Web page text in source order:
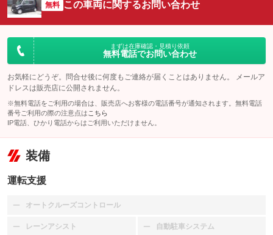
無料 この車両に関するお問い合わせ
まずは在庫確認・見積り依頼
無料電話でお問い合わせ
お気軽にどうぞ。問合せ後に何度もご連絡が届くことはありません。 メールア
ドレスは販売店に公開されません。
※無料電話をご利用の場合は、販売店へお客様の電話番号が通知されます。無料電話
番号ご利用の際の注意点は こちら
IP電話、ひかり電話からはご利用いただけません。
装備
運転支援
オートクルーズコントロール
：装備なし
レーンアシスト
：装備なし 自動駐車システム
：装備なし